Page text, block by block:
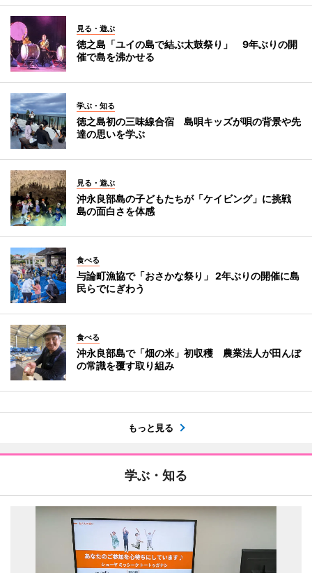
見る・遊ぶ
徳之島「ユイの島で結ぶ太鼓祭り」 9年ぶりの開
催で島を沸かせる
学ぶ・知る
徳之島初の三味線合宿 島唄キッズが唄の背景や先
達の思いを学ぶ
見る・遊ぶ
沖永良部島の子どもたちが「ケイビング」に挑戦
島の面白さを体感
食べる
与論町漁協で「おさかな祭り」 2年ぶりの開催に島
民らでにぎわう
食べる
沖永良部島で「畑の米」初収穫 農業法人が田んぼ
の常識を覆す取り組み
もっと見る
学ぶ・知る